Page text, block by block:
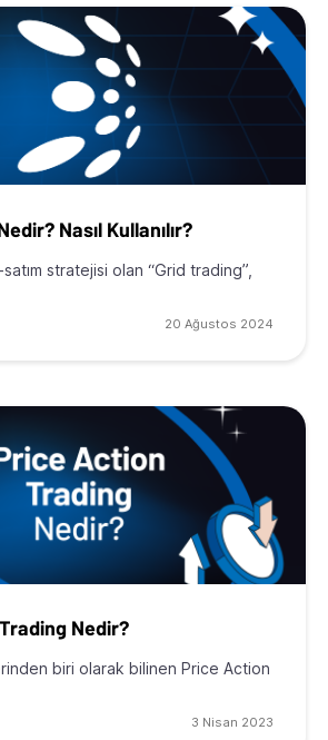
Nasıl Kullanılır?
stratejisi olan “Grid trading”,
20 Ağustos 2024
Nedir?
biri olarak bilinen Price Action
3 Nisan 2023